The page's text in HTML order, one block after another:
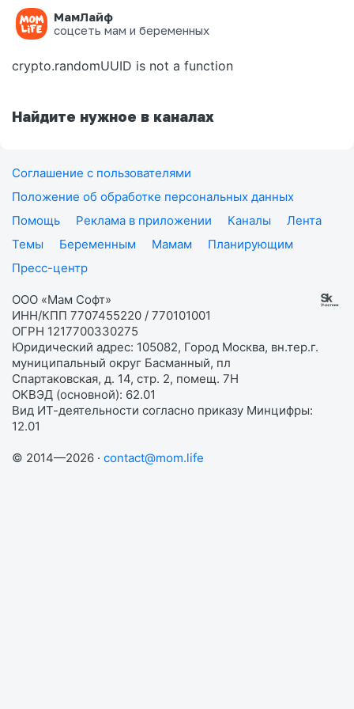
МамЛайф
соцсеть мам и беременных
Ошибка на странице
crypto.randomUUID is not a function
Найдите нужное в каналах
Соглашение с пользователями
Положение об обработке персональных данных
Помощь
Реклама в приложении Каналы
Лента
Темы
Беременным Мамам
Планирующим
Пресс-центр
ООО «Мам Софт»
ИНН/КПП 7707455220 / 770101001
ОГРН 1217700330275
Юридический адрес: 105082, Город Москва, вн.тер.г.
муниципальный округ Басманный, пл
Спартаковская, д. 14, стр. 2, помещ. 7Н
ОКВЭД (основной): 62.01
Вид ИТ-деятельности согласно приказу Минцифры:
12.01
© 2014—2026 · contact@mom.life